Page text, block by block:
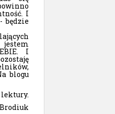
I
będzie
I
blogu
lektury.